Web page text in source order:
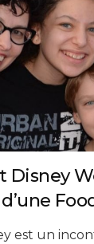
Disney
est un